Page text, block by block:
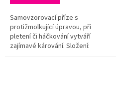
Samovzorovací příze s
protižmolkující úpravou, při
pletení či háčkování vytváří
zajímavé kárování. Složení:
100% Akryl – antipilling (příze